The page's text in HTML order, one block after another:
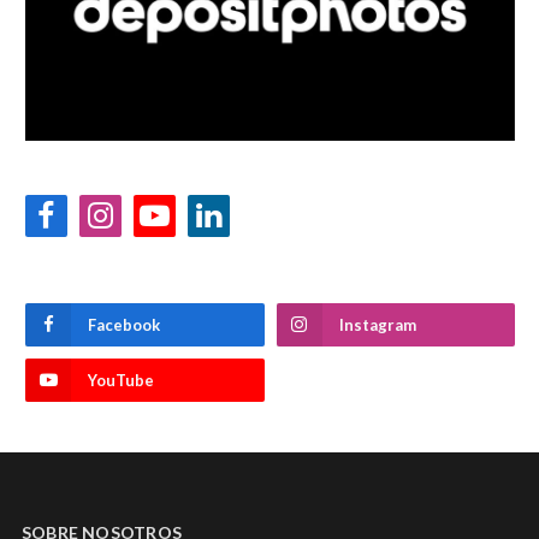
FacebookInstagramYouTubeLinkedIn
Facebook Instagram
YouTube
SOBRE NOSOTROS